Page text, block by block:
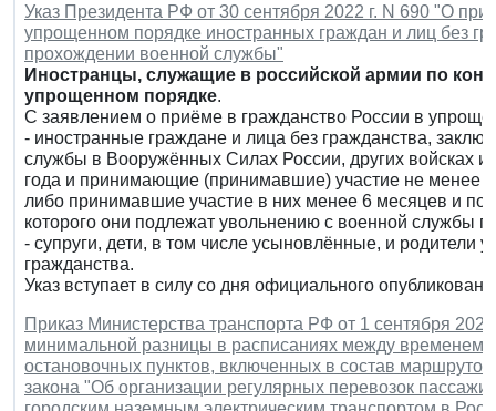
Указ Президента РФ от 30 сентября 2022 г. N 690 "О
упрощенном порядке иностранных граждан и лиц без
прохождении военной службы"
Иностранцы, служащие в российской армии по
упрощенном порядке.
С заявлением о приёме в гражданство России в
- иностранные граждане и лица без гражданства,
службы в Вооружённых Силах России, других войсках
года и принимающие (принимавшие) участие не менее
либо принимавшие участие в них менее 6 месяцев и
которого они подлежат увольнению с военной службы
- супруги, дети, в том числе усыновлённые, и родители
гражданства.
Указ вступает в силу со дня официального
Приказ Министерства транспорта РФ от 1 сентября
минимальной разницы в расписаниях между временем
остановочных пунктов, включенных в состав
закона "Об организации регулярных перевозок